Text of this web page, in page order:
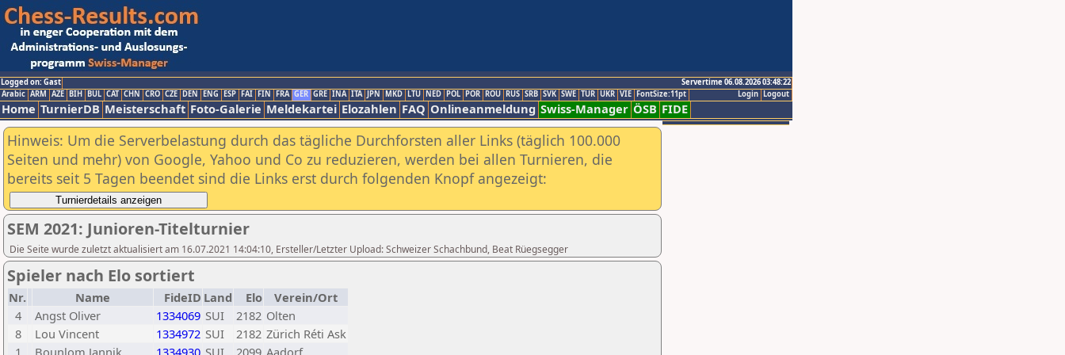
Logged on: Gast
Servertime 06.08.2026 03:48:22
Logout
Login
Arabic ARM AZE BIH BUL CAT CHN CRO CZE DEN ENG ESP FAI FIN FRA GER GRE INA ITA JPN MKD LTU NED POL POR ROU RUS SRB SVK SWE TUR UKR VIE FontSize:11pt
Home TurnierDB Meisterschaft Foto-Galerie Meldekartei Elozahlen FAQ Onlineanmeldung Swiss-Manager ÖSB FIDE
Hinweis: Um die Serverbelastung durch das tägliche Durchforsten aller Links (täglich 100.000
Seiten und mehr) von Google, Yahoo und Co zu reduzieren, werden bei allen Turnieren, die
bereits seit 5 Tagen beendet sind die Links erst durch folgenden Knopf angezeigt:
SEM 2021: Junioren-Titelturnier
Die Seite wurde zuletzt aktualisiert am 16.07.2021 14:04:10, Ersteller/Letzter Upload: Schweizer Schachbund, Beat Rüegsegger
Spieler nach Elo sortiert
Nr. Name FideID Land Elo
Verein/Ort
4
Angst Oliver 1334069 SUI 2182 Olten
8
Lou Vincent 1334972 SUI 2182 Zürich Réti Ask
1
Bounlom Jannik 1334930 SUI 2099 Aadorf